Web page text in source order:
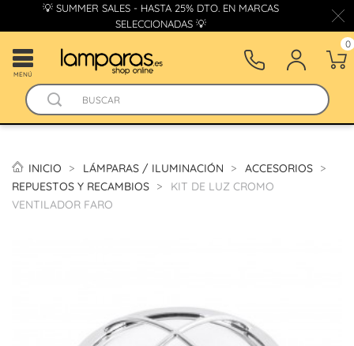
💡 SUMMER SALES - HASTA 25% DTO. EN MARCAS
SELECCIONADAS 💡
MENÚ
0
INICIO LÁMPARAS / ILUMINACIÓN
ACCESORIOS
REPUESTOS Y RECAMBIOS
KIT DE LUZ CROMO
VENTILADOR FARO